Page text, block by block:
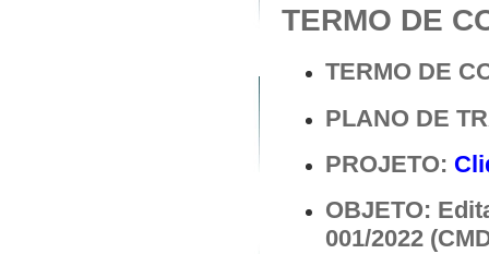
TERMO DE
TERMO DE
PLANO DE
PROJETO:
OBJETO:
001/2022